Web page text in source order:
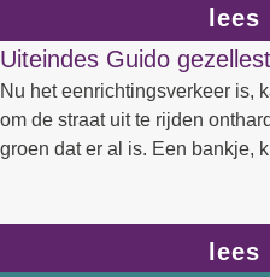
lees
Uiteindes Guido
Nu het eenrichtingsverkeer is,
om de straat uit te rijden
groen dat er al is. Een bankje,
lees